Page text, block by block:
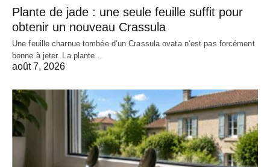
Plante de jade : une seule feuille suffit pour
obtenir un nouveau Crassula
Une feuille charnue tombée d’un Crassula ovata n’est pas forcément
bonne à jeter. La plante…
août 7, 2026